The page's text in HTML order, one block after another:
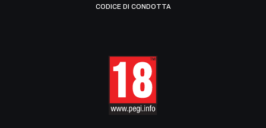
CODICE DI CONDOTTA